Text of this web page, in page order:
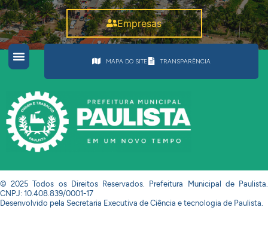
Empresas
MAPA DO SITE TRANSPARÊNCIA
© 2025 Todos os Direitos Reservados. Prefeitura Municipal de Paulista.
CNPJ: 10.408.839/0001-17
Desenvolvido pela Secretaria Executiva de Ciência e tecnologia de Paulista.